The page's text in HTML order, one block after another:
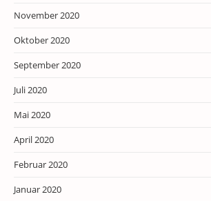
November 2020
Oktober 2020
September 2020
Juli 2020
Mai 2020
April 2020
Februar 2020
Januar 2020